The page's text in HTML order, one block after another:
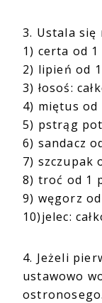
3. Ustala
1) certa od
2) lipień od
3) łosoś:
4) miętus
5) pstrąg
6) sandacz
7) szczupak
8) troć od 1
9) węgorz
10)jelec:
4. Jeżeli
ustawowo
ostronosego.